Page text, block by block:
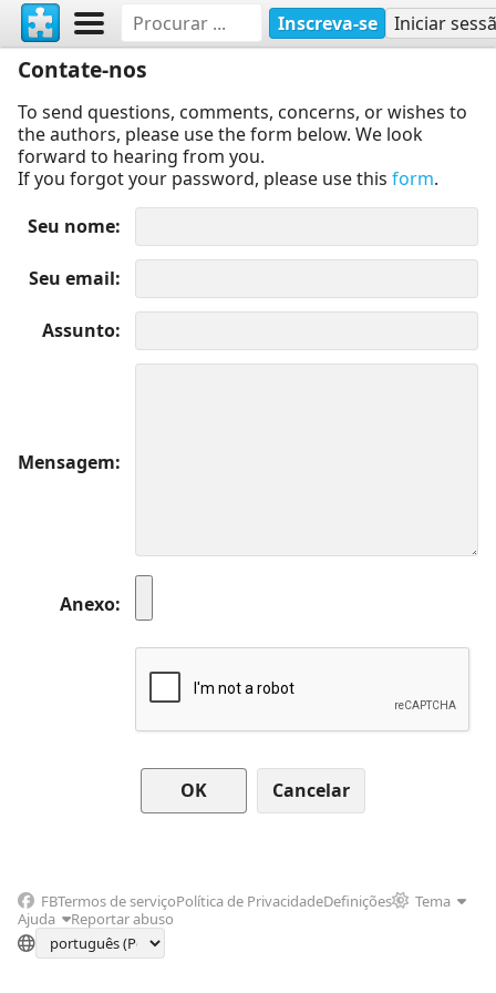
Inscreva-se Iniciar
Contate-nos
To send questions, comments, concerns, or wishes to
the authors, please use the form below. We look
forward to hearing from you.
If you forgot your password, please use this form.
Seu nome
Seu email
Assunto
Mensagem
Anexo
Cancelar
FBTermos de serviçoPolítica de PrivacidadeDefinições
Tema
Ajuda
Reportar abuso